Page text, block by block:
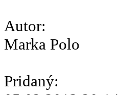
Autor:
Marka Polo
Pridaný: